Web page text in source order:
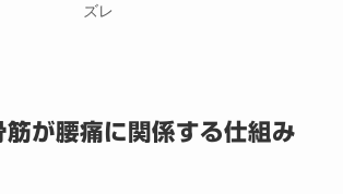
ズレ
が腰痛に関係する仕組み